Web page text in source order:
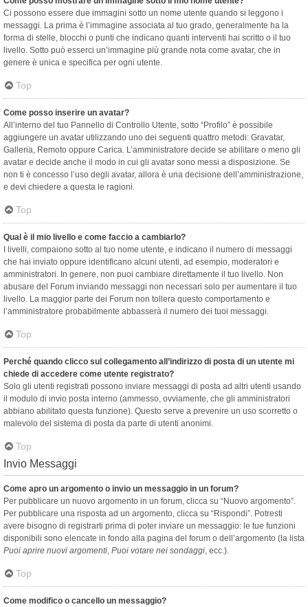
Ci possono essere due immagini sotto un nome utente quando si leggono i
messaggi. La prima è l’immagine associata al tuo grado, generalmente ha la
forma di stelle, blocchi o punti che indicano quanti interventi hai scritto o il tuo
livello. Sotto può esserci un’immagine più grande nota come avatar, che in
genere è unica e specifica per ogni utente.
Top
Come posso inserire un avatar?
All’interno del tuo Pannello di Controllo Utente, sotto “Profilo” è possibile
aggiungere un avatar utilizzando uno dei seguenti quattro metodi: Gravatar,
Galleria, Remoto oppure Carica. L’amministratore decide se abilitare o meno gli
avatar e decide anche il modo in cui gli avatar sono messi a disposizione. Se
non ti è concesso l’uso degli avatar, allora è una decisione dell’amministrazione,
e devi chiedere a questa le ragioni.
Top
Qual è il mio livello e come faccio a cambiarlo?
I livelli, compaiono sotto al tuo nome utente, e indicano il numero di messaggi
che hai inviato oppure identificano alcuni utenti, ad esempio, moderatori e
amministratori. In genere, non puoi cambiare direttamente il tuo livello. Non
abusare del Forum inviando messaggi non necessari solo per aumentare il tuo
livello. La maggior parte dei Forum non tollera questo comportamento e
l’amministratore probabilmente abbasserà il numero dei tuoi messaggi.
Top
Perché quando clicco sul collegamento all’indirizzo di posta di un utente mi
chiede di accedere come utente registrato?
Solo gli utenti registrati possono inviare messaggi di posta ad altri utenti usando
il modulo di invio posta interno (ammesso, ovviamente, che gli amministratori
abbiano abilitato questa funzione). Questo serve a prevenire un uso scorretto o
malevolo del sistema di posta da parte di utenti anonimi.
Top
Invio Messaggi
Come apro un argomento o invio un messaggio in un forum?
Per pubblicare un nuovo argomento in un forum, clicca su “Nuovo argomento”.
Per pubblicare una risposta ad un argomento, clicca su “Rispondi”. Potresti
avere bisogno di registrarti prima di poter inviare un messaggio: le tue funzioni
disponibili sono elencate in fondo alla pagina del forum o dell’argomento (la lista
Puoi aprire nuovi argomenti, Puoi votare nei sondaggi, ecc.).
Top
Come modifico o cancello un messaggio?